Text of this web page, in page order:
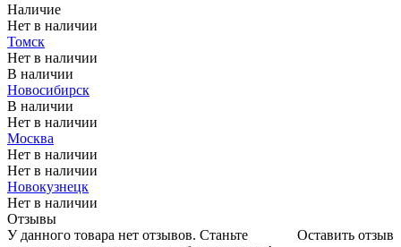
Наличие
Нет в наличии
Томск
Нет в наличии
В наличии
Новосибирск
В наличии
Нет в наличии
Москва
Нет в наличии
Нет в наличии
Новокузнецк
Нет в наличии
Отзывы
Оставить отзыв
У данного товара нет отзывов. Станьте